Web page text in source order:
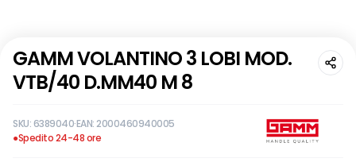
GAMM VOLANTINO 3 LOBI MOD.
VTB/40 D.MM40 M 8
SKU:6389040·EAN:2000460940005
●Spedito 24-48 ore